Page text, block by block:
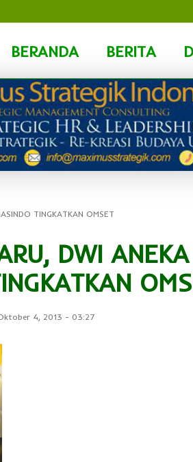
BERANDA BERITA
TINGKATKAN OMSET
DWI
4, 2013 - 03:27